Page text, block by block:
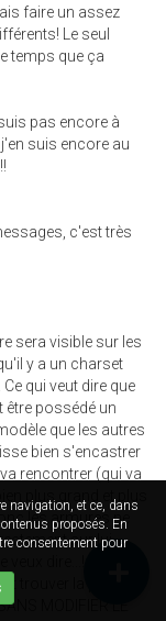
navigation, et ce, dans
proposés. En
consentement pour
faire un assez
Le seul
temps que ça
pas encore à
suis encore au
c'est très
sera visible sur les
y a un charset
qui veut dire que
être possédé un
que les autres
bien s'encastrer
rencontrer (qui va
plus grand et plus
les armures ne
sur lui...
veux dire...!
trouver la ptite
MODIFIER LE